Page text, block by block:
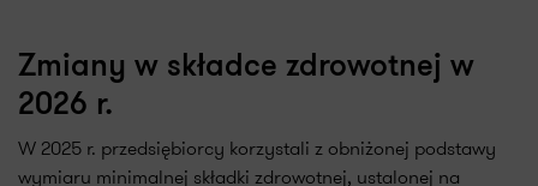
Zmiany w składce zdrowotnej w
2026 r.
W 2025 r. przedsiębiorcy korzystali z obniżonej podstawy
wymiaru minimalnej składki zdrowotnej, ustalonej na